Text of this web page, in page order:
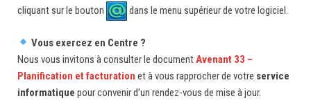
cliquant sur le bouton
dans le menu supérieur de votre logiciel.
Vous exercez en Centre ?
Nous vous invitons à consulter le documentAvenant 33 –
Planification et facturation et à vous rapprocher de votre service
informatique pour convenir d’un rendez-vous de mise à jour.